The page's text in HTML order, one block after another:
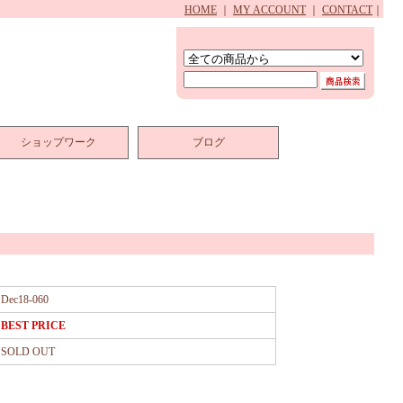
HOME MY ACCOUNT CONTACT
ショップワーク ブログ
Dec18-060
BEST PRICE
SOLD OUT